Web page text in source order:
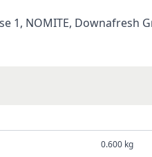
1, NOMITE, Downafresh
0.600 kg